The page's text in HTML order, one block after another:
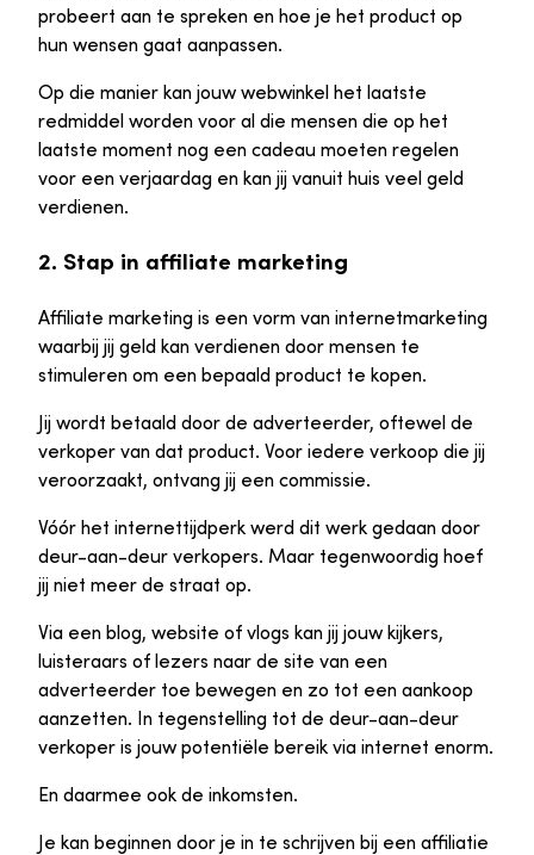
probeert aan te spreken en hoe je het product op
hun wensen gaat aanpassen.
Op die manier kan jouw webwinkel het laatste
redmiddel worden voor al die mensen die op het
laatste moment nog een cadeau moeten regelen
voor een verjaardag en kan jij vanuit huis veel geld
verdienen.
2. Stap in affiliate marketing
Affiliate marketing is een vorm van internetmarketing
waarbij jij geld kan verdienen door mensen te
stimuleren om een bepaald product te kopen.
Jij wordt betaald door de adverteerder, oftewel de
verkoper van dat product. Voor iedere verkoop die jij
veroorzaakt, ontvang jij een commissie.
Vóór het internettijdperk werd dit werk gedaan door
deur-aan-deur verkopers. Maar tegenwoordig hoef
jij niet meer de straat op.
Via een blog, website of vlogs kan jij jouw kijkers,
luisteraars of lezers naar de site van een
adverteerder toe bewegen en zo tot een aankoop
aanzetten. In tegenstelling tot de deur-aan-deur
verkoper is jouw potentiële bereik via internet enorm.
En daarmee ook de inkomsten.
Je kan beginnen door je in te schrijven bij een affiliatie